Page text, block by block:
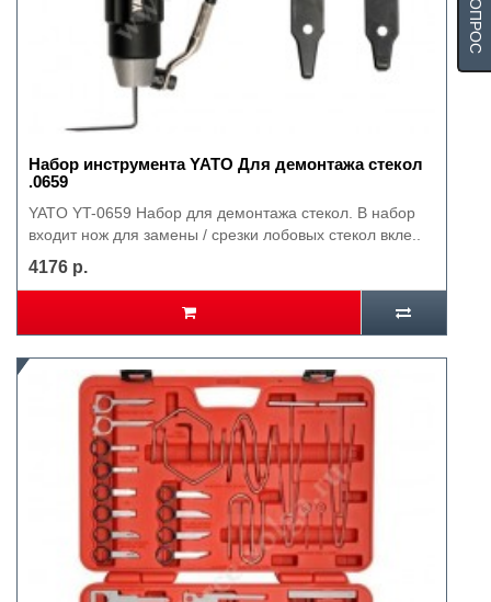
Набор инструмента YATO Для демонтажа стекол
.0659
YATO YT-0659 Набор для демонтажа стекол. В набор
входит нож для замены / срезки лобовых стекол вкле..
4176 р.